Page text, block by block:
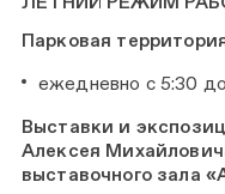
Парковая
ежедневно с 5:30
Выставки и
Алексея
выставочного зала